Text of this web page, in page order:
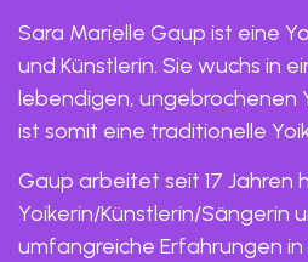
Sara Marielle Gaup ist eine
und Künstlerin. Sie wuchs in
lebendigen, ungebrochenen
ist somit eine traditionelle
Gaup arbeitet seit 17 Jahren
Yoikerin/Künstlerin/Sängerin
umfangreiche Erfahrungen in